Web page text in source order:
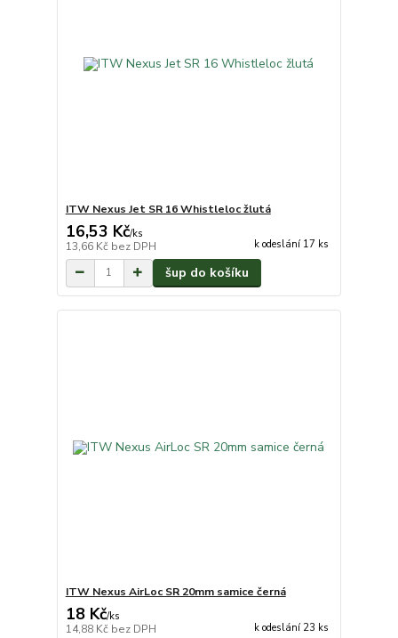
ITW Nexus Jet SR 16 Whistleloc žlutá
16,53 Kč/ks
13,66 Kč bez DPH k odeslání 17 ks
šup do košíku
ITW Nexus AirLoc SR 20mm samice černá
18 Kč/ks
14,88 Kč bez DPH k odeslání 23 ks